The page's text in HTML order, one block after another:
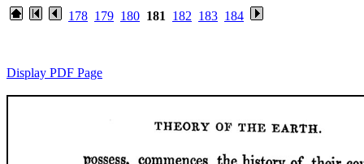
178 179 180 181 182 183 184
Display PDF Page